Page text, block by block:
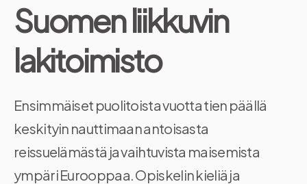
Suomen liikkuvin
lakitoimisto
Ensimmäiset puolitoista vuotta tien päällä
keskityin nauttimaan antoisasta
reissuelämästä ja vaihtuvista maisemista
ympäri Eurooppaa. Opiskelin kieliä ja